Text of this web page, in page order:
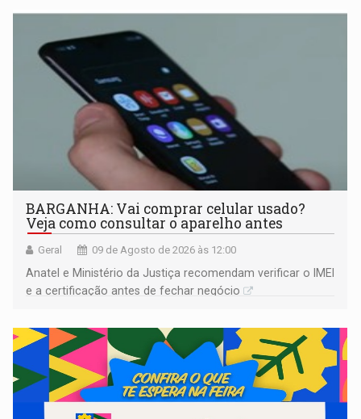
BARGANHA: Vai comprar celular usado?
Veja como consultar o aparelho antes
Geral 09 de Agosto de 2026 às 12:00
Anatel e Ministério da Justiça recomendam verificar o IMEI
e a certificação antes de fechar negócio